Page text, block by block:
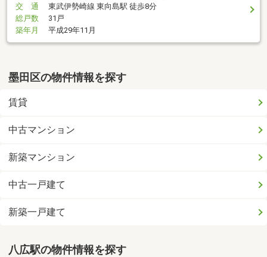
交 通
東武伊勢崎線 東向島駅 徒歩8分
総戸数
31戸
築年月
平成29年11月
墨田区の物件情報を探す
賃貸
中古マンション
新築マンション
中古一戸建て
新築一戸建て
八広駅の物件情報を探す